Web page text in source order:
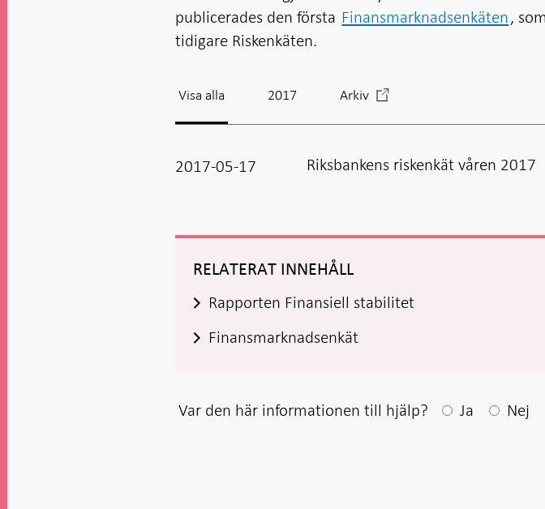
publicerades den första Finansmarknadsenkäten,
tidigare Riskenkäten.
Visa alla 2017 Arkiv
2017-05-17 Riksbankens riskenkät våren 2017
RELATERAT INNEHÅLL
Rapporten Finansiell stabilitet
Finansmarknadsenkät
Var den här informationen till hjälp? Efter ditt svar
Ja Nej